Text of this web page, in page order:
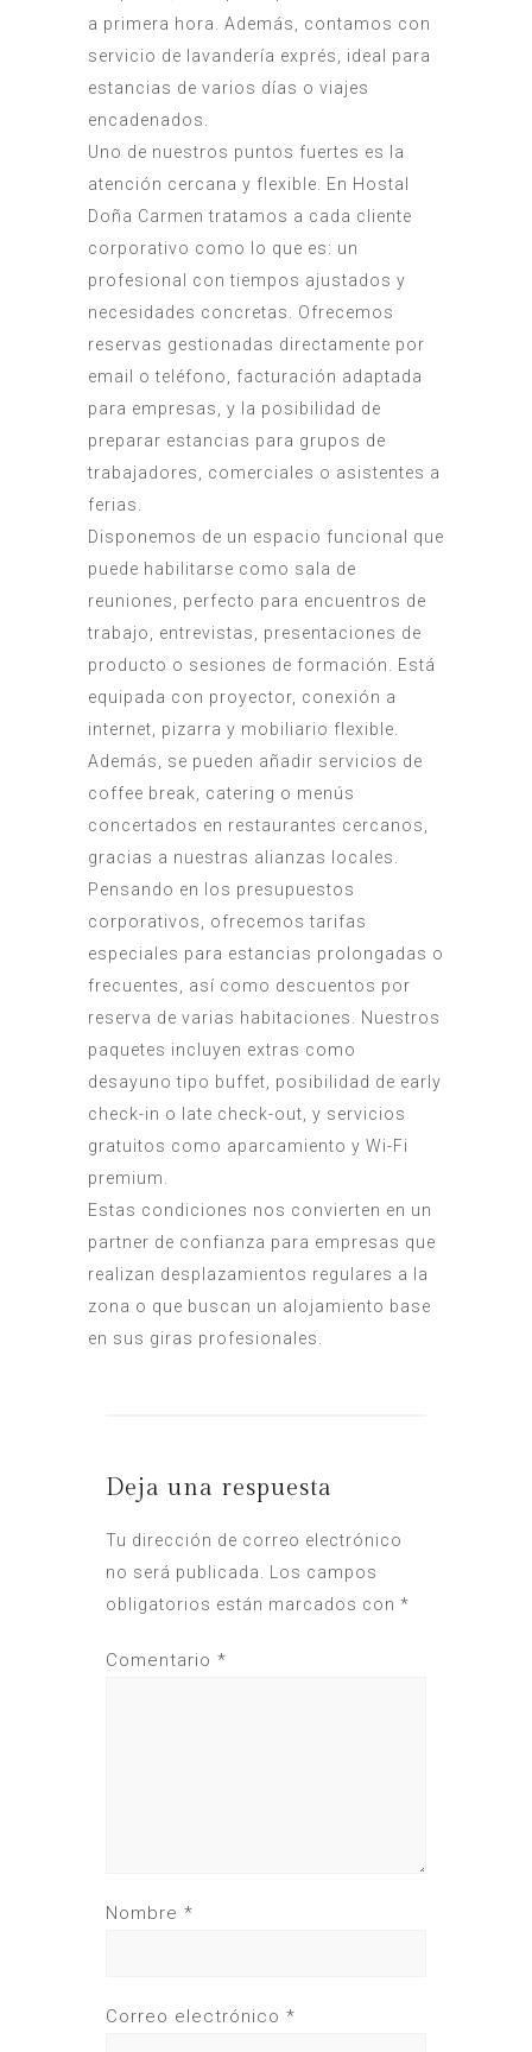
a primera hora. Además, contamos con
servicio de lavandería exprés, ideal para
estancias de varios días o viajes
encadenados.
Uno de nuestros puntos fuertes es la
atención cercana y flexible. En Hostal
Doña Carmen tratamos a cada cliente
corporativo como lo que es: un
profesional con tiempos ajustados y
necesidades concretas. Ofrecemos
reservas gestionadas directamente por
email o teléfono, facturación adaptada
para empresas, y la posibilidad de
preparar estancias para grupos de
trabajadores, comerciales o asistentes a
ferias.
Disponemos de un espacio funcional que
puede habilitarse como sala de
reuniones, perfecto para encuentros de
trabajo, entrevistas, presentaciones de
producto o sesiones de formación. Está
equipada con proyector, conexión a
internet, pizarra y mobiliario flexible.
Además, se pueden añadir servicios de
coffee break, catering o menús
concertados en restaurantes cercanos,
gracias a nuestras alianzas locales.
Pensando en los presupuestos
corporativos, ofrecemos tarifas
especiales para estancias prolongadas o
frecuentes, así como descuentos por
reserva de varias habitaciones. Nuestros
paquetes incluyen extras como
desayuno tipo buffet, posibilidad de early
check-in o late check-out, y servicios
gratuitos como aparcamiento y Wi-Fi
premium.
Estas condiciones nos convierten en un
partner de confianza para empresas que
realizan desplazamientos regulares a la
zona o que buscan un alojamiento base
en sus giras profesionales.
Deja una respuesta
Tu dirección de correo electrónico
no será publicada.
Los campos
obligatorios están marcados con *
Comentario *
Nombre *
Correo electrónico *